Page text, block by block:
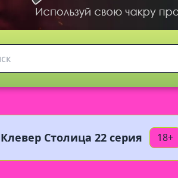
Столица 22 серия 18+